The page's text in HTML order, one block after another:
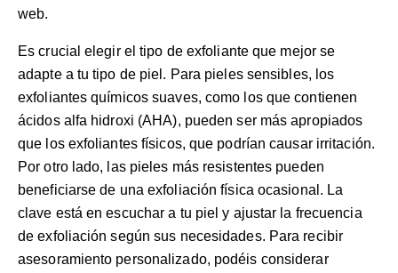
web.
Es crucial elegir el tipo de exfoliante que mejor se
adapte a tu tipo de piel. Para pieles sensibles, los
exfoliantes químicos suaves, como los que contienen
ácidos alfa hidroxi (AHA), pueden ser más apropiados
que los exfoliantes físicos, que podrían causar irritación.
Por otro lado, las pieles más resistentes pueden
beneficiarse de una exfoliación física ocasional. La
clave está en escuchar a tu piel y ajustar la frecuencia
de exfoliación según sus necesidades. Para recibir
asesoramiento personalizado, podéis considerar